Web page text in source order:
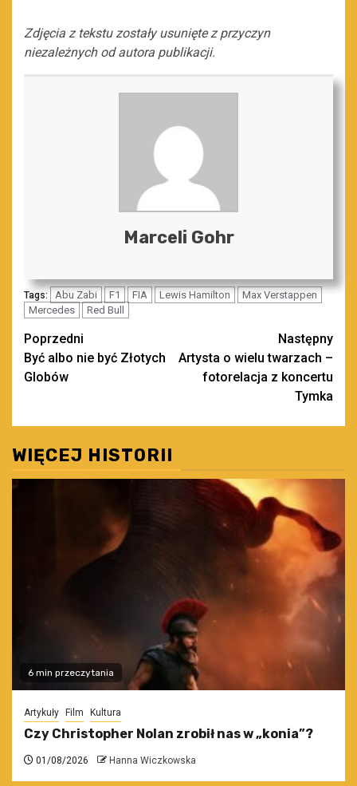
Zdjęcia z tekstu zostały usunięte z przyczyn
niezależnych od autora publikacji.
Marceli Gohr
Tags: Abu Zabi F1 FIA Lewis Hamilton
Max Verstappen
Mercedes
Red Bull
Zobacz
wpisy
Poprzedni
Być albo nie być Złotych
Globów
Następny
Artysta o wielu twarzach –
fotorelacja z koncertu
Tymka
WIĘCEJ HISTORII
6 min przeczytania
Artykuły Film Kultura
Czy Christopher Nolan zrobił nas w „konia”?
01/08/2026 Hanna Wiczkowska